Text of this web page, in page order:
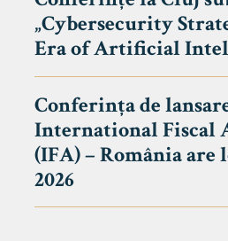
Internațional
& Reviste
„Cybersecurity
Era of Artificial
Conferința de
International Fiscal
(IFA) – România are
2026